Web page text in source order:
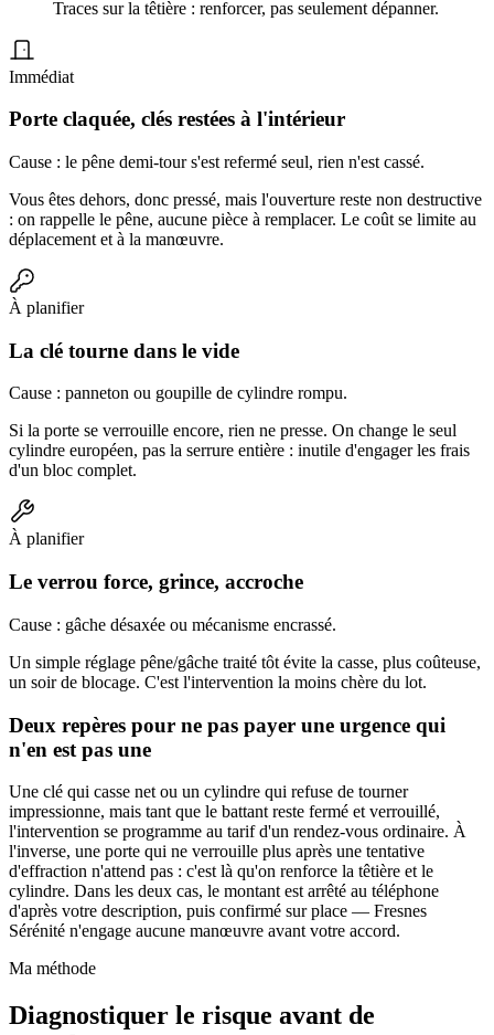
Traces sur la têtière : renforcer, pas seulement dépanner.
Immédiat
Porte claquée, clés restées à l'intérieur
Cause : le pêne demi-tour s'est refermé seul, rien n'est cassé.
Vous êtes dehors, donc pressé, mais l'ouverture reste non destructive
: on rappelle le pêne, aucune pièce à remplacer. Le coût se limite au
déplacement et à la manœuvre.
À planifier
La clé tourne dans le vide
Cause : panneton ou goupille de cylindre rompu.
Si la porte se verrouille encore, rien ne presse. On change le seul
cylindre européen, pas la serrure entière : inutile d'engager les frais
d'un bloc complet.
À planifier
Le verrou force, grince, accroche
Cause : gâche désaxée ou mécanisme encrassé.
Un simple réglage pêne/gâche traité tôt évite la casse, plus coûteuse,
un soir de blocage. C'est l'intervention la moins chère du lot.
Deux repères pour ne pas payer une urgence qui
n'en est pas une
Une clé qui casse net ou un cylindre qui refuse de tourner
impressionne, mais tant que le battant reste fermé et verrouillé,
l'intervention se programme au tarif d'un rendez-vous ordinaire. À
l'inverse, une porte qui ne verrouille plus après une tentative
d'effraction n'attend pas : c'est là qu'on renforce la têtière et le
cylindre. Dans les deux cas, le montant est arrêté au téléphone
d'après votre description, puis confirmé sur place — Fresnes
Sérénité n'engage aucune manœuvre avant votre accord.
Ma méthode
Diagnostiquer le risque avant de